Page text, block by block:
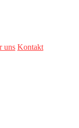
uns Kontakt